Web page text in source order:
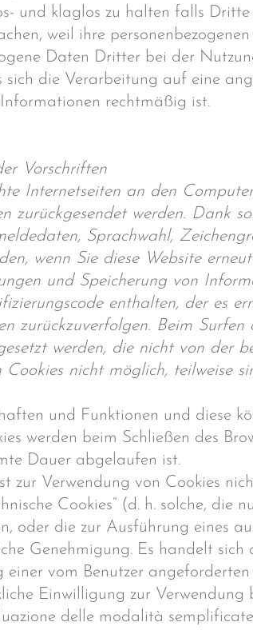
und klaglos zu halten falls Dritte
weil ihre
Daten Dritter bei der
sich die Verarbeitung auf eine
rechtmäßig ist.
Vorschriften
Internetseiten an den
zurückgesendet werden. Dank
Sprachwahl,
wenn Sie diese Website
und Speicherung von
enthalten, der es
zurückzuverfolgen. Beim
werden, die nicht von der
nicht möglich, teilweise
und Funktionen und diese
werden beim Schließen des
Dauer abgelaufen ist.
Verwendung von Cookies
Cookies“ (d. h. solche,
oder die zur Ausführung eines
Genehmigung. Es handelt
vom Benutzer
Einwilligung zur
delle modalità